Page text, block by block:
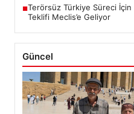
■Terörsüz Türkiye Süreci İçin
Teklifi Meclis’e Geliyor
Güncel